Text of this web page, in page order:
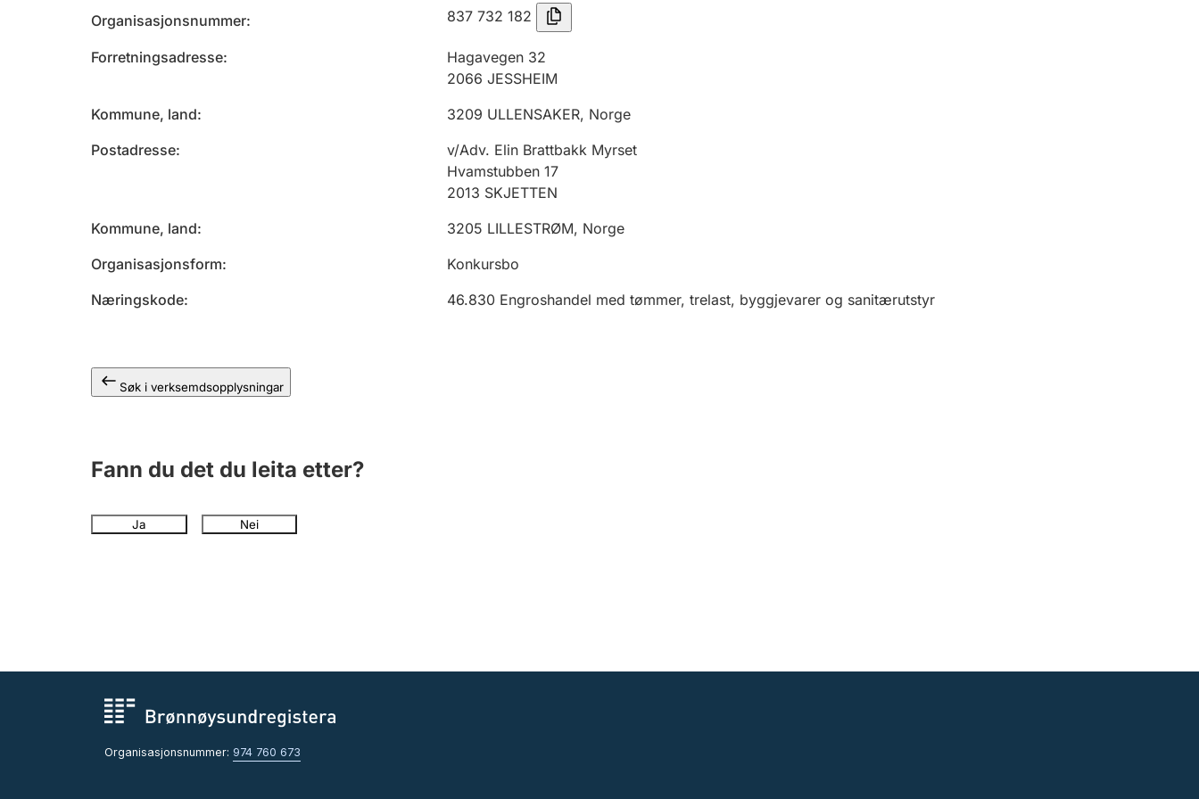
Organisasjonsnummer 837 732 182
Forretningsadresse
Hagavegen 32
2066 JESSHEIM
Kommune, land
3209 ULLENSAKER, Norge
Postadresse
v/Adv. Elin Brattbakk Myrset
Hvamstubben 17
2013 SKJETTEN
Kommune, land
3205 LILLESTRØM, Norge
Organisasjonsform
Konkursbo
Næringskode
46.830 Engroshandel med tømmer, trelast, byggjevarer og sanitærutstyr
Søk i verksemdsopplysningar
Fann du det du leita etter?
Ja Nei
Organisasjonsnummer: 974 760 673